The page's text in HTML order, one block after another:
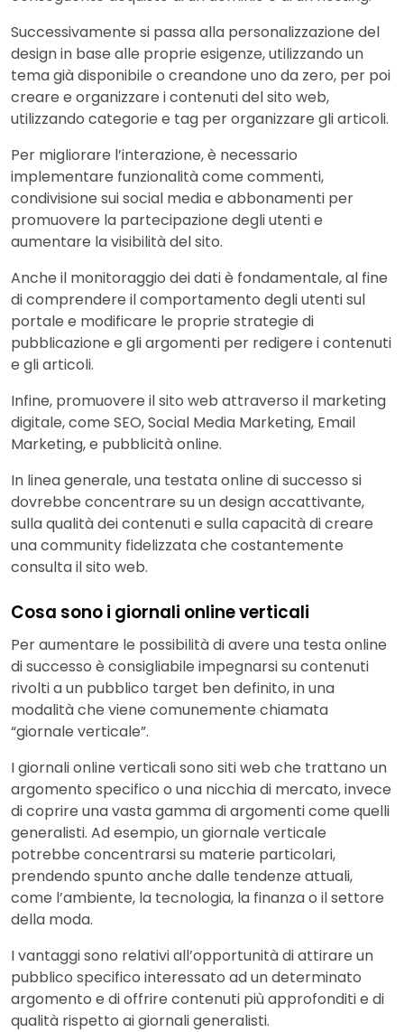
Successivamente si passa alla personalizzazione del
design in base alle proprie esigenze, utilizzando un
tema già disponibile o creandone uno da zero, per poi
creare e organizzare i contenuti del sito web,
utilizzando categorie e tag per organizzare gli articoli.
Per migliorare l’interazione, è necessario
implementare funzionalità come commenti,
condivisione sui social media e abbonamenti per
promuovere la partecipazione degli utenti e
aumentare la visibilità del sito.
Anche il monitoraggio dei dati è fondamentale, al fine
di comprendere il comportamento degli utenti sul
portale e modificare le proprie strategie di
pubblicazione e gli argomenti per redigere i contenuti
e gli articoli.
Infine, promuovere il sito web attraverso il marketing
digitale, come SEO, Social Media Marketing, Email
Marketing, e pubblicità online.
In linea generale, una testata online di successo si
dovrebbe concentrare su un design accattivante,
sulla qualità dei contenuti e sulla capacità di creare
una community fidelizzata che costantemente
consulta il sito web.
Cosa sono i giornali online verticali
Per aumentare le possibilità di avere una testa online
di successo è consigliabile impegnarsi su contenuti
rivolti a un pubblico target ben definito, in una
modalità che viene comunemente chiamata
“giornale verticale”.
I giornali online verticali sono siti web che trattano un
argomento specifico o una nicchia di mercato, invece
di coprire una vasta gamma di argomenti come quelli
generalisti. Ad esempio, un giornale verticale
potrebbe concentrarsi su materie particolari,
prendendo spunto anche dalle tendenze attuali,
come l’ambiente, la tecnologia, la finanza o il settore
della moda.
I vantaggi sono relativi all’opportunità di attirare un
pubblico specifico interessato ad un determinato
argomento e di offrire contenuti più approfonditi e di
qualità rispetto ai giornali generalisti.